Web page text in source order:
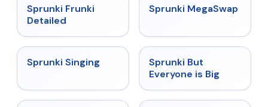
★
Sprunki Frunki
Detailed
★ 4.5
Sprunki MegaSwap
★
Sprunki Singing
Sprunki But
Everyone is Big